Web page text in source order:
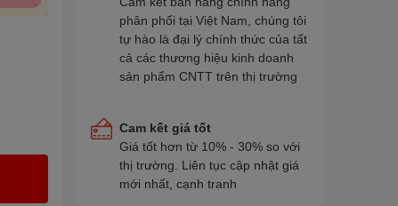
phân phối tại Việt Nam, chúng tôi
tự hào là đại lý chính thức của tất
cả các thương hiệu kinh doanh
sản phẩm CNTT trên thị trường
Cam kết giá tốt
Giá tốt hơn từ 10% - 30% so với
thị trường. Liên tục cập nhật giá
mới nhất, cạnh tranh